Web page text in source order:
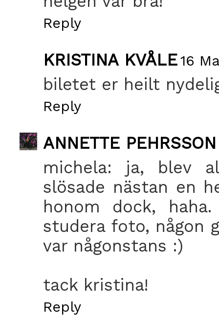
Reply
KRISTINA KVÅLE16
biletet er heilt
Reply
ANNETTE PEHRSSON
michela: ja, blev
slösade nästan en
honom dock,
studera foto, någon
var någonstans :)
tack kristina!
Reply